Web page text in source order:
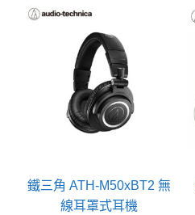
鐵三角 ATH-M50xBT2 無
線耳罩式耳機